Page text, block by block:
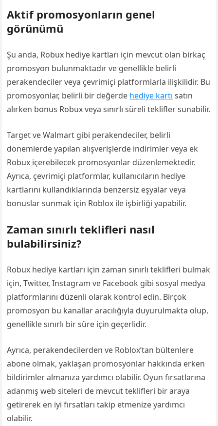
Aktif promosyonların genel
görünümü
Şu anda, Robux hediye kartları için mevcut olan birkaç
promosyon bulunmaktadır ve genellikle belirli
perakendeciler veya çevrimiçi platformlarla ilişkilidir. Bu
promosyonlar, belirli bir değerde hediye kartı satın
alırken bonus Robux veya sınırlı süreli teklifler sunabilir.
Target ve Walmart gibi perakendeciler, belirli
dönemlerde yapılan alışverişlerde indirimler veya ek
Robux içerebilecek promosyonlar düzenlemektedir.
Ayrıca, çevrimiçi platformlar, kullanıcıların hediye
kartlarını kullandıklarında benzersiz eşyalar veya
bonuslar sunmak için Roblox ile işbirliği yapabilir.
Zaman sınırlı teklifleri nasıl
bulabilirsiniz?
Robux hediye kartları için zaman sınırlı teklifleri bulmak
için, Twitter, Instagram ve Facebook gibi sosyal medya
platformlarını düzenli olarak kontrol edin. Birçok
promosyon bu kanallar aracılığıyla duyurulmakta olup,
genellikle sınırlı bir süre için geçerlidir.
Ayrıca, perakendecilerden ve Roblox’tan bültenlere
abone olmak, yaklaşan promosyonlar hakkında erken
bildirimler almanıza yardımcı olabilir. Oyun fırsatlarına
adanmış web siteleri de mevcut teklifleri bir araya
getirerek en iyi fırsatları takip etmenize yardımcı
olabilir.